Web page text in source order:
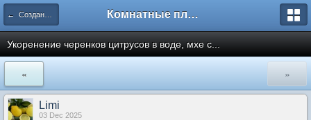
← Создание и формирование растений Комнатные плодовые экзоты
Укоренение черенков цитрусов в воде, мхе с...
« »
Limi
03 Dec 2025